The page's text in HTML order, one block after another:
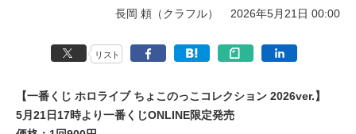
長岡 頼（クラフル） 2026年5月21日 00:00
リスト
【一番くじ ホロライブ ちょこのっこコレクション 2026ver.】
5月21日17時より一番くじONLINE限定発売